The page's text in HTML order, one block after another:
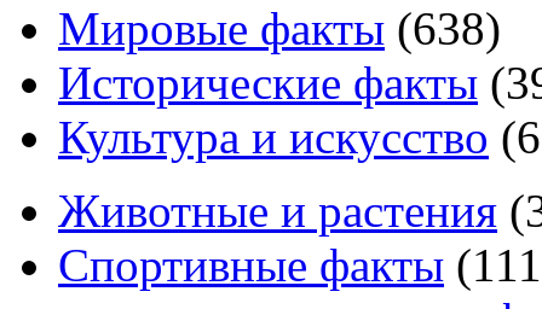
Мировые факты (638)
Исторические факты (
Культура и искусство (
Животные и растения (
Спортивные факты (111